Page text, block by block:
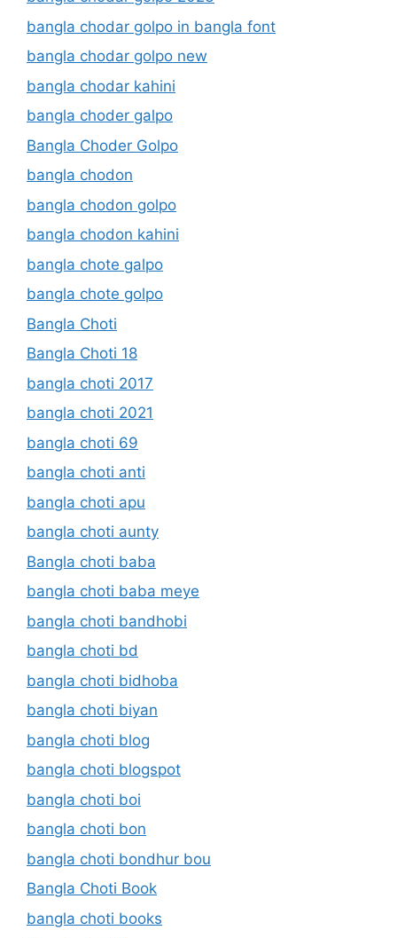
bangla chodar golpo in bangla font
bangla chodar golpo new
bangla chodar kahini
bangla choder galpo
Bangla Choder Golpo
bangla chodon
bangla chodon golpo
bangla chodon kahini
bangla chote galpo
bangla chote golpo
Bangla Choti
Bangla Choti 18
bangla choti 2017
bangla choti 2021
bangla choti 69
bangla choti anti
bangla choti apu
bangla choti aunty
Bangla choti baba
bangla choti baba meye
bangla choti bandhobi
bangla choti bd
bangla choti bidhoba
bangla choti biyan
bangla choti blog
bangla choti blogspot
bangla choti boi
bangla choti bon
bangla choti bondhur bou
Bangla Choti Book
bangla choti books